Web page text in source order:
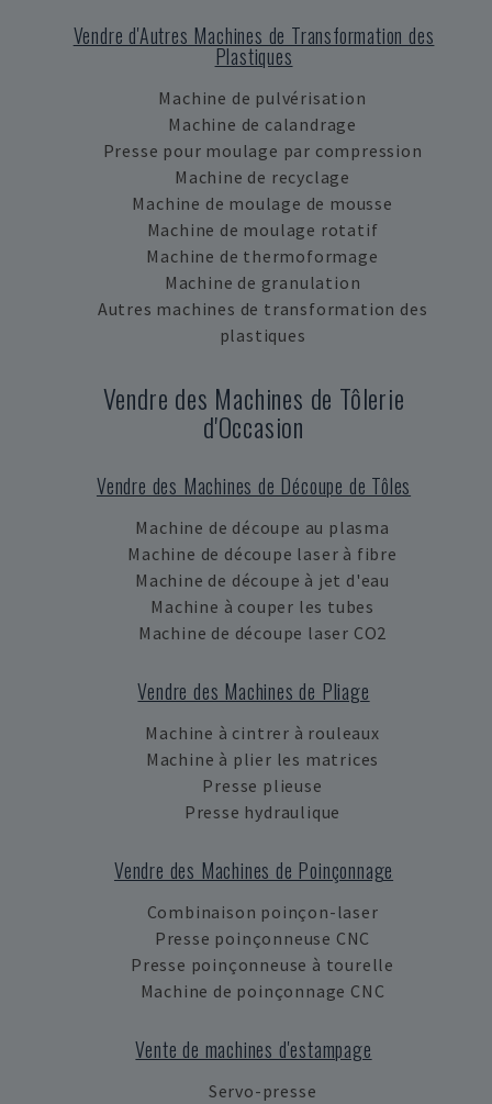
Vendre d'Autres Machines de Transformation des
Plastiques
Machine de pulvérisation
Machine de calandrage
Presse pour moulage par compression
Machine de recyclage
Machine de moulage de mousse
Machine de moulage rotatif
Machine de thermoformage
Machine de granulation
Autres machines de transformation des
plastiques
Vendre des Machines de Tôlerie
d'Occasion
Vendre des Machines de Découpe de Tôles
Machine de découpe au plasma
Machine de découpe laser à fibre
Machine de découpe à jet d'eau
Machine à couper les tubes
Machine de découpe laser CO2
Vendre des Machines de Pliage
Machine à cintrer à rouleaux
Machine à plier les matrices
Presse plieuse
Presse hydraulique
Vendre des Machines de Poinçonnage
Combinaison poinçon-laser
Presse poinçonneuse CNC
Presse poinçonneuse à tourelle
Machine de poinçonnage CNC
Vente de machines d'estampage
Servo-presse